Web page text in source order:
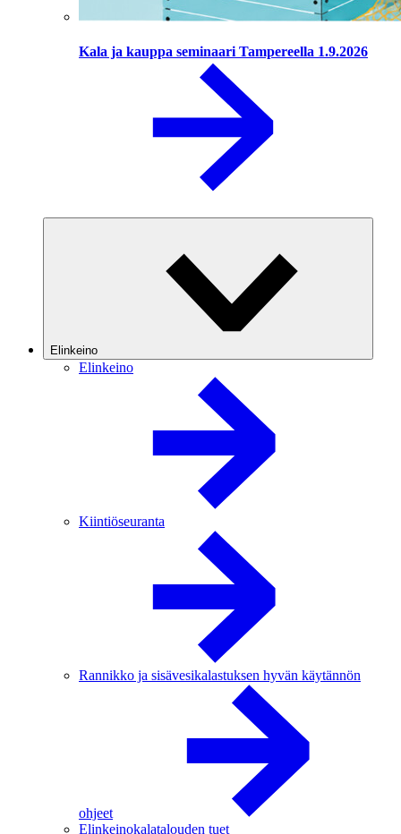
Kala ja kauppa seminaari Tampereella 1.9.2026
Elinkeino
Elinkeino
Kiintiöseuranta
Rannikko ja sisävesikalastuksen hyvän käytännön
ohjeet
Elinkeinokalatalouden tuet